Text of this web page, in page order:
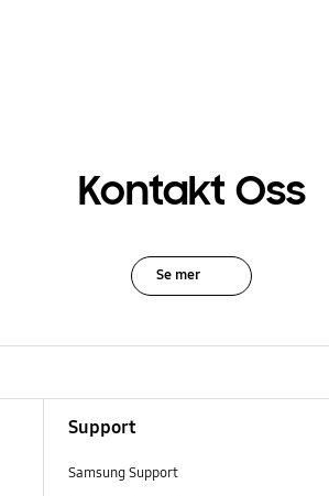
Kontakt Oss
Se mer
Support
Samsung Support